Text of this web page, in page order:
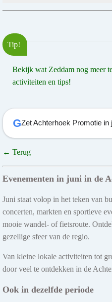
Tip!
Bekijk wat Zeddam nog meer
activiteiten en tips!
GZet Achterhoek Promotie in
← Terug
Evenementen in juni in de
Juni staat volop in het teken van
concerten, markten en sportieve
mooie wandel- of fietsroute.
gezellige sfeer van de regio.
Van kleine lokale activiteiten tot
door veel te ontdekken in de
Ook in dezelfde periode